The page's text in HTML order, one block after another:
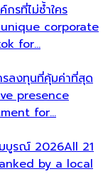
รที่ไม่ซ้ำใคร
corporate
for…
ลงทุนที่คุ้มค่าที่สุด
presence
for…
มบูรณ์ 2026All 21
by a local